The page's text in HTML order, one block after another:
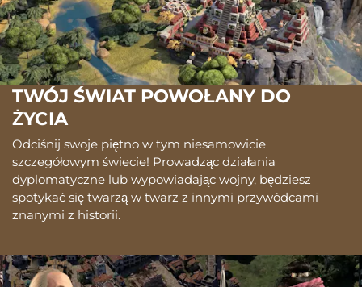
TWÓJ ŚWIAT POWOŁANY DO
ŻYCIA
Odciśnij swoje piętno w tym niesamowicie
szczegółowym świecie! Prowadząc działania
dyplomatyczne lub wypowiadając wojny, będziesz
spotykać się twarzą w twarz z innymi przywódcami
znanymi z historii.